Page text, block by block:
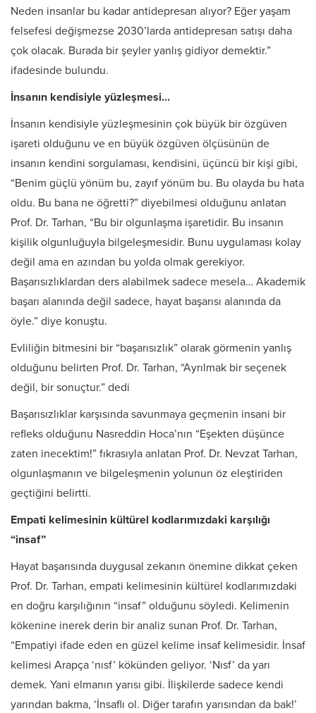
Neden insanlar bu kadar antidepresan alıyor? Eğer yaşam
felsefesi değişmezse 2030’larda antidepresan satışı daha
çok olacak. Burada bir şeyler yanlış gidiyor demektir.”
ifadesinde bulundu.
İnsanın kendisiyle yüzleşmesi…
İnsanın kendisiyle yüzleşmesinin çok büyük bir özgüven
işareti olduğunu ve en büyük özgüven ölçüsünün de
insanın kendini sorgulaması, kendisini, üçüncü bir kişi gibi,
“Benim güçlü yönüm bu, zayıf yönüm bu. Bu olayda bu hata
oldu. Bu bana ne öğretti?” diyebilmesi olduğunu anlatan
Prof. Dr. Tarhan, “Bu bir olgunlaşma işaretidir. Bu insanın
kişilik olgunluğuyla bilgeleşmesidir. Bunu uygulaması kolay
değil ama en azından bu yolda olmak gerekiyor.
Başarısızlıklardan ders alabilmek sadece mesela… Akademik
başarı alanında değil sadece, hayat başarısı alanında da
öyle.” diye konuştu.
Evliliğin bitmesini bir “başarısızlık” olarak görmenin yanlış
olduğunu belirten Prof. Dr. Tarhan, “Ayrılmak bir seçenek
değil, bir sonuçtur.” dedi
Başarısızlıklar karşısında savunmaya geçmenin insani bir
refleks olduğunu Nasreddin Hoca’nın “Eşekten düşünce
zaten inecektim!” fıkrasıyla anlatan Prof. Dr. Nevzat Tarhan,
olgunlaşmanın ve bilgeleşmenin yolunun öz eleştiriden
geçtiğini belirtti.
Empati kelimesinin kültürel kodlarımızdaki karşılığı
“insaf”
Hayat başarısında duygusal zekanın önemine dikkat çeken
Prof. Dr. Tarhan, empati kelimesinin kültürel kodlarımızdaki
en doğru karşılığının “insaf” olduğunu söyledi. Kelimenin
kökenine inerek derin bir analiz sunan Prof. Dr. Tarhan,
“Empatiyi ifade eden en güzel kelime insaf kelimesidir. İnsaf
kelimesi Arapça ‘nısf’ kökünden geliyor. ‘Nısf’ da yarı
demek. Yani elmanın yarısı gibi. İlişkilerde sadece kendi
yarından bakma, ‘İnsaflı ol. Diğer tarafın yarısından da bak!’